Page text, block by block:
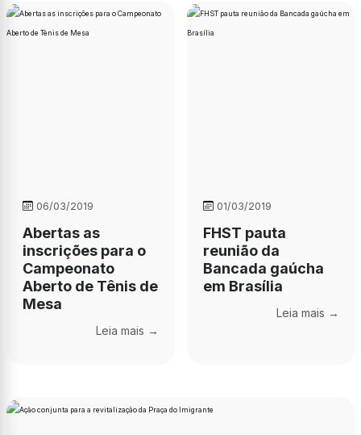
06/03/2019
Abertas as
inscrições para o
Campeonato
Aberto de Tênis de
Mesa
Leia mais →
01/03/2019
FHST pauta
reunião da
Bancada gaúcha
em Brasília
Leia mais →